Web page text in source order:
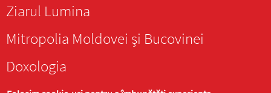
Ziarul Lumina
Mitropolia Moldovei și Bucovinei
Doxologia